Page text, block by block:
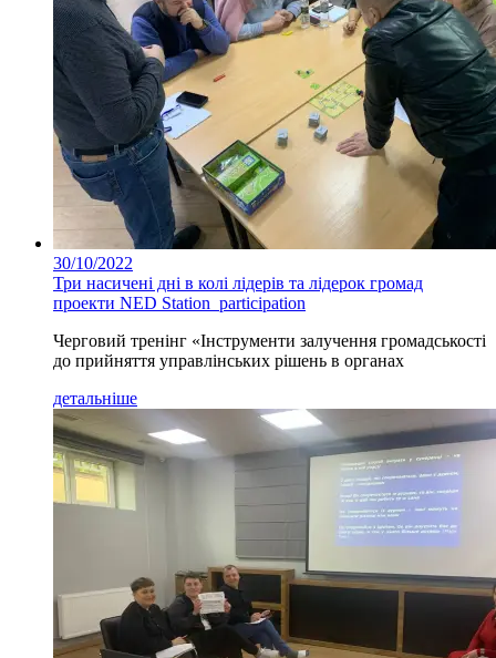
30/10/2022
Три насичені дні в колі лідерів та лідерок громад
проекти NED Station_participation
Черговий тренінг «Інструменти залучення громадськості
до прийняття управлінських рішень в органах
детальніше